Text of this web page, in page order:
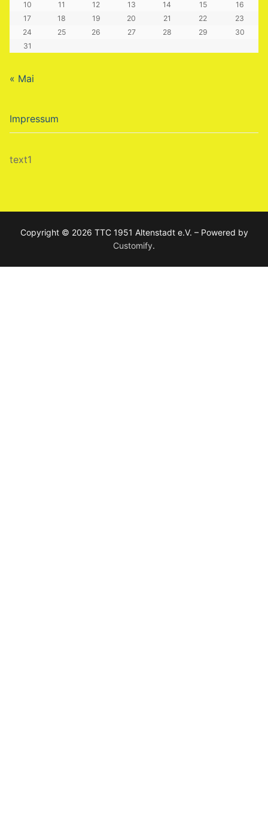
10 11 12 13 14 15
16
17
18 19 20 21 22
23
24
25 26 27 28 29
30
31
« Mai
Impressum
text1
Copyright © 2026 TTC 1951 Altenstadt e.V. – Powered by
Customify.